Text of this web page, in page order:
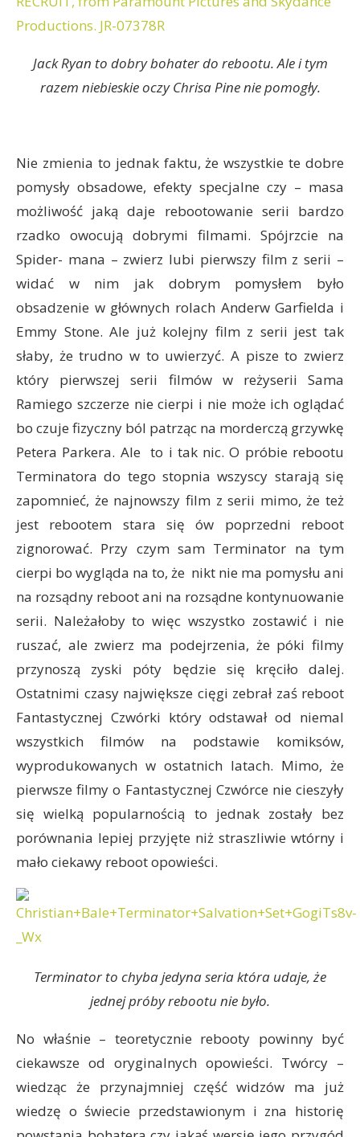
Jack Ryan to dobry bohater do rebootu. Ale i tym
razem niebieskie oczy Chrisa Pine nie pomogły.
Nie zmienia to jednak faktu, że wszystkie te dobre
pomysły obsadowe, efekty specjalne czy – masa
możliwość jaką daje rebootowanie serii bardzo
rzadko owocują dobrymi filmami. Spójrzcie na
Spider- mana – zwierz lubi pierwszy film z serii –
widać w nim jak dobrym pomysłem było
obsadzenie w głównych rolach Anderw Garfielda i
Emmy Stone. Ale już kolejny film z serii jest tak
słaby, że trudno w to uwierzyć. A pisze to zwierz
który pierwszej serii filmów w reżyserii Sama
Ramiego szczerze nie cierpi i nie może ich oglądać
bo czuje fizyczny ból patrząc na morderczą grzywkę
Petera Parkera. Ale to i tak nic. O próbie rebootu
Terminatora do tego stopnia wszyscy starają się
zapomnieć, że najnowszy film z serii mimo, że też
jest rebootem stara się ów poprzedni reboot
zignorować. Przy czym sam Terminator na tym
cierpi bo wygląda na to, że nikt nie ma pomysłu ani
na rozsądny reboot ani na rozsądne kontynuowanie
serii. Należałoby to więc wszystko zostawić i nie
ruszać, ale zwierz ma podejrzenia, że póki filmy
przynoszą zyski póty będzie się kręciło dalej.
Ostatnimi czasy największe cięgi zebrał zaś reboot
Fantastycznej Czwórki który odstawał od niemal
wszystkich filmów na podstawie komiksów,
wyprodukowanych w ostatnich latach. Mimo, że
pierwsze filmy o Fantastycznej Czwórce nie cieszyły
się wielką popularnością to jednak zostały bez
porównania lepiej przyjęte niż straszliwie wtórny i
mało ciekawy reboot opowieści.
Terminator to chyba jedyna seria która udaje, że
jednej próby rebootu nie było.
No właśnie – teoretycznie rebooty powinny być
ciekawsze od oryginalnych opowieści. Twórcy –
wiedząc że przynajmniej część widzów ma już
wiedzę o świecie przedstawionym i zna historię